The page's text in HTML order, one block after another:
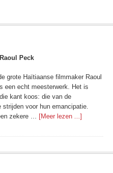
Peck
grote Haïtiaanse filmmaker Raoul
een echt meesterwerk. Het is
kant koos: die van de
strijden voor hun emancipatie.
zekere … [Meer lezen ...]